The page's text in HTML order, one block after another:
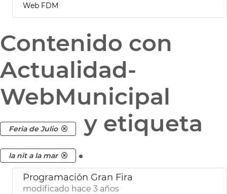
Web FDM
Contenido con
Actualidad-
WebMunicipal
Feria de Julio y etiqueta
la nit a la mar .
Programación Gran Fira
modificado hace 3 años